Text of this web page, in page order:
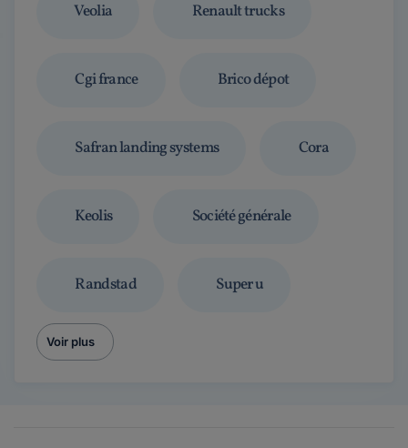
Veolia Renault trucks
Cgi france Brico dépot
Safran landing systems Cora
Keolis Société générale
Randstad Super u
Voir plus